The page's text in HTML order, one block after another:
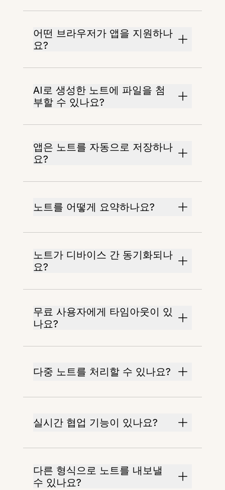
어떤 브라우저가 앱을 지원하나
요?
AI로 생성한 노트에 파일을 첨
부할 수 있나요?
앱은 노트를 자동으로 저장하나
요?
노트를 어떻게 요약하나요?
노트가 디바이스 간 동기화되나
요?
무료 사용자에게 타임아웃이 있
나요?
다중 노트를 처리할 수 있나요?
실시간 협업 기능이 있나요?
다른 형식으로 노트를 내보낼
수 있나요?